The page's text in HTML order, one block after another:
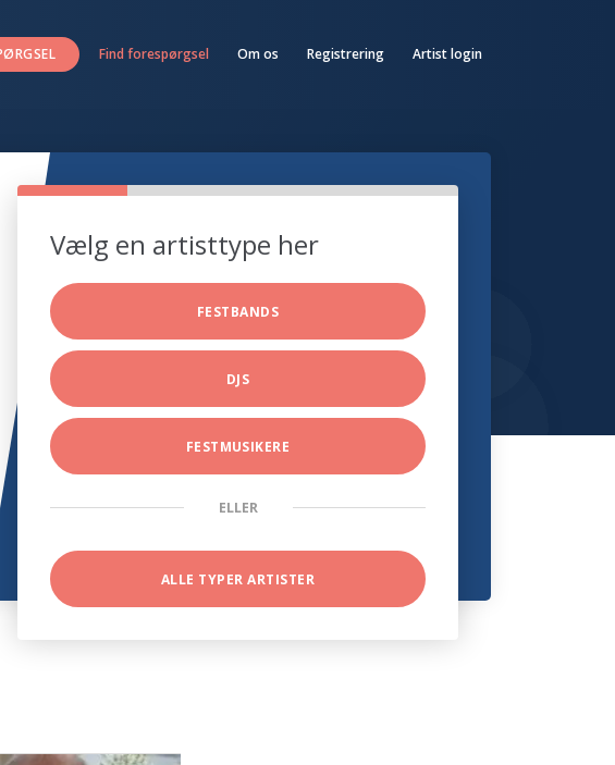
Find forespørgsel Om os Registrering Artist login
Vælg en artisttype her
FESTBANDS
DJS
FESTMUSIKERE
ELLER
ALLE TYPER ARTISTER